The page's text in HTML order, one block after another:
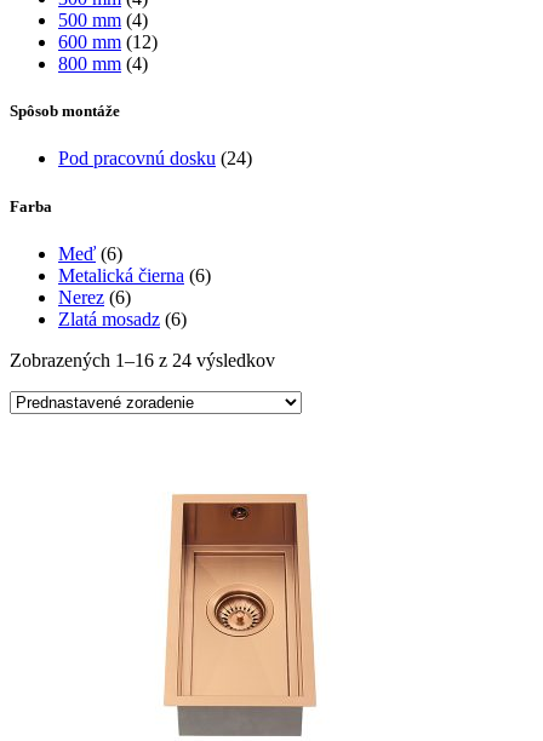
500 mm (4)
600 mm (12)
800 mm (4)
Spôsob montáže
Pod pracovnú dosku (24)
Farba
Meď (6)
Metalická čierna (6)
Nerez (6)
Zlatá mosadz (6)
Zobrazených 1–16 z 24 výsledkov